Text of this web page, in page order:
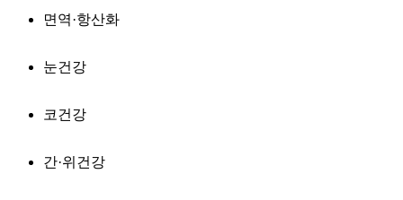
면역·항산화
눈건강
코건강
간·위건강